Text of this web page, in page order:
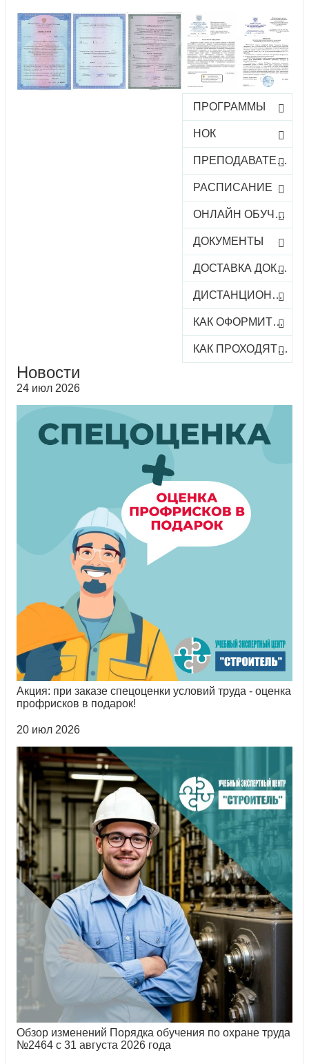
ПРОГРАММЫ
НОК
ПРЕПОДАВАТЕЛИ
РАСПИСАНИЕ
ОНЛАЙН ОБУЧЕНИЕ
ДОКУМЕНТЫ
ДОСТАВКА ДОКУМЕНТОВ
ДИСТАНЦИОННОЕ ОБУЧЕНИЕ
КАК ОФОРМИТЬ ЗАКАЗ КУРСА
КАК ПРОХОДЯТ ОНЛАЙН-КУРСЫ
Новости
24 июл 2026
Акция: при заказе спецоценки условий труда - оценка
профрисков в подарок!
20 июл 2026
Обзор изменений Порядка обучения по охране труда
№2464 с 31 августа 2026 года